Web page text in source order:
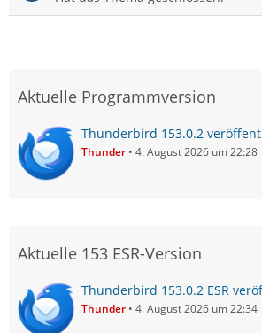
Aktuelle Programmversion
Thunderbird 153.0.2
Thunder 4. August 2026 um 22:28
Aktuelle 153 ESR-Version
Thunderbird 153.0.2 ESR
Thunder 4. August 2026 um 22:34